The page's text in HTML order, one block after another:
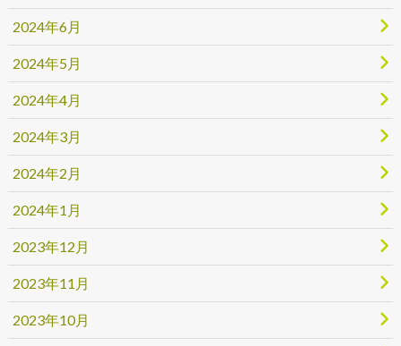
2024年6月
2024年5月
2024年4月
2024年3月
2024年2月
2024年1月
2023年12月
2023年11月
2023年10月